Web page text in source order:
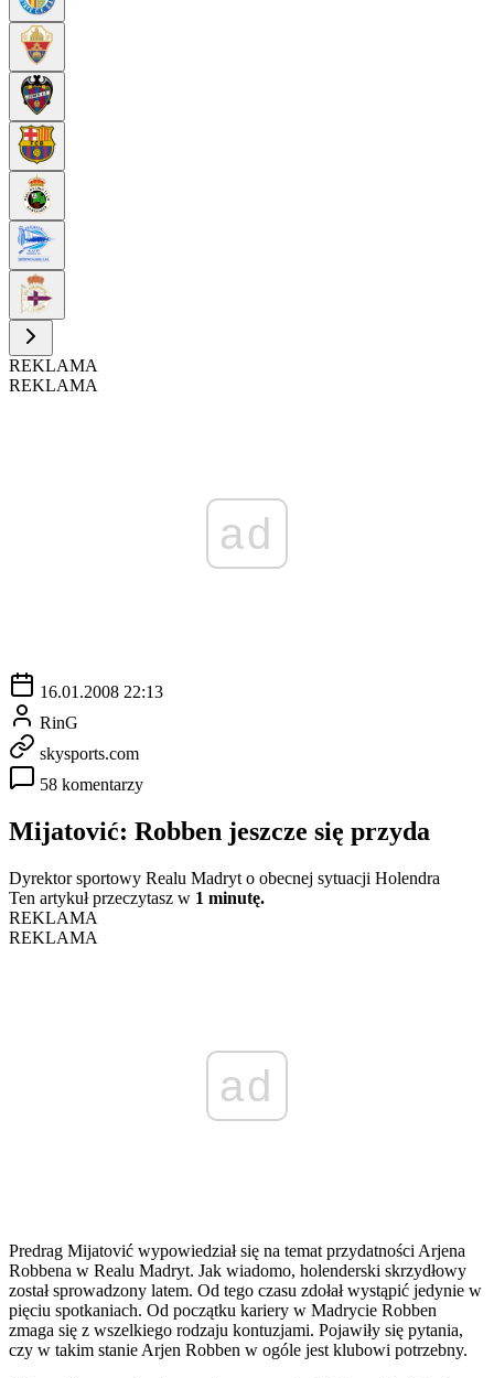
REKLAMA
REKLAMA
ad
16.01.2008 22:13
RinG
skysports.com
58 komentarzy
Mijatović: Robben jeszcze się przyda
Dyrektor sportowy Realu Madryt o obecnej sytuacji Holendra
Ten artykuł przeczytasz w 1 minutę.
REKLAMA
REKLAMA
ad
Predrag Mijatović wypowiedział się na temat przydatności Arjena
Robbena w Realu Madryt. Jak wiadomo, holenderski skrzydłowy
został sprowadzony latem. Od tego czasu zdołał wystąpić jedynie w
pięciu spotkaniach. Od początku kariery w Madrycie Robben
zmaga się z wszelkiego rodzaju kontuzjami. Pojawiły się pytania,
czy w takim stanie Arjen Robben w ogóle jest klubowi potrzebny.